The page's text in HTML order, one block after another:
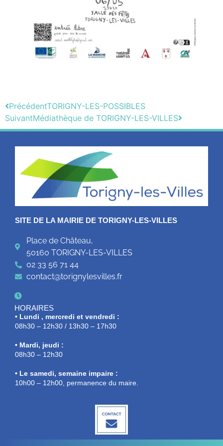
PrécédentTORIGNY-LES-POSSIBLES
SuivantMédiathèque de TORIGNY-LES-VILLES
SITE DE LA MAIRIE DE TORIGNY-LES-VILLES
Place de Château,
50160 TORIGNY-LES-VILLES
02 33 56 71 44
contact@torignylesvilles.fr
HORAIRES
• Lundi , mercredi et vendredi :
08h30 – 12h30 / 13h30 – 17h30
• Mardi, jeudi :
08h30 – 12h30
• Le samedi, semaine impaire :
10h00 – 12h00, permanence du maire.